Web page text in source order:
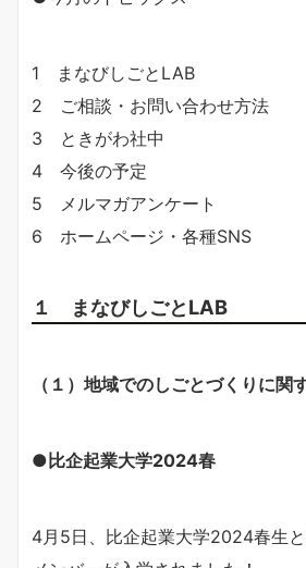
1 まなびしごとLAB
2 ご相談・お問い合わせ方法
3 ときがわ社中
4 今後の予定
5 メルマガアンケート
6 ホームページ・各種SNS
１ まなびしごとLAB
（１）地域でのしごとづくりに関
●比企起業大学2024春
4月5日、比企起業大学2024春生